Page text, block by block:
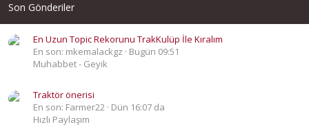
Son Gönderiler
En Uzun Topic Rekorunu TrakKulüp İle Kıralım
En son: mkemalackgz
Bugün 09:51
Muhabbet - Geyik
Traktör önerisi
En son: Farmer22 Dün 16:07 da
Hızlı Paylaşım